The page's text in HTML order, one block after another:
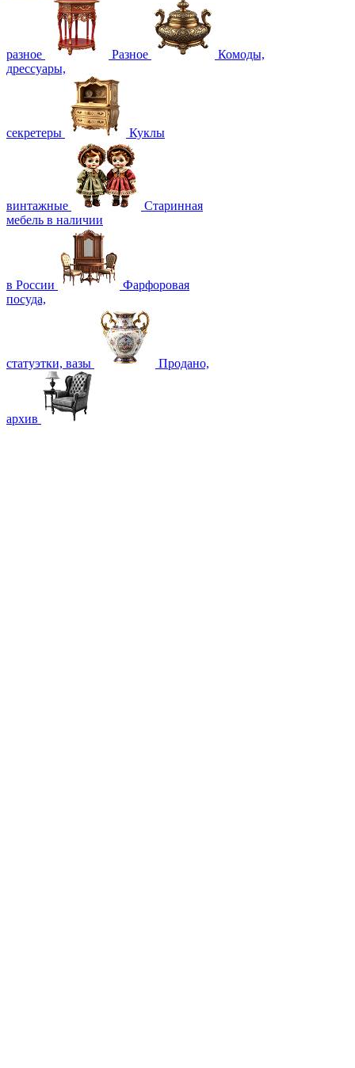
разное Разное
Комоды,
дрессуары,
секретеры Куклы
винтажные
Старинная
мебель в наличии
в России
Фарфоровая
посуда,
статуэтки, вазы Продано,
архив